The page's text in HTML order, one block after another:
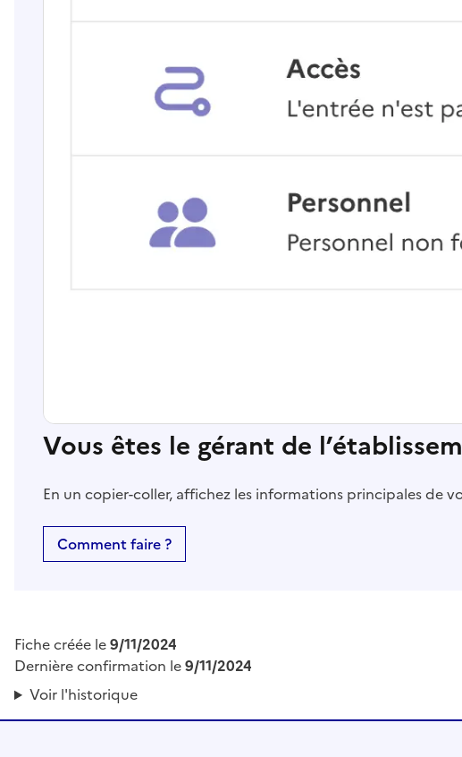
Vous êtes le gérant de
En un copier-coller, affichez les informations principales de
Comment faire ?
Fiche créée le9/11/2024
Dernière confirmation le9/11/2024
Voir l'historique